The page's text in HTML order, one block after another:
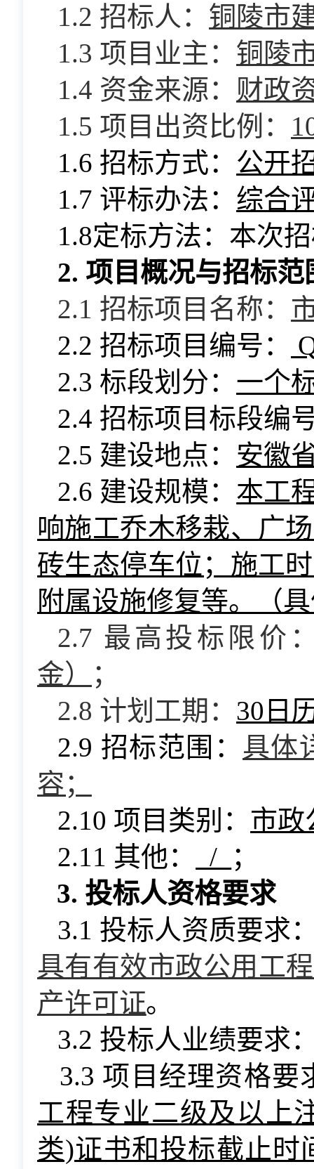
1.2 招标人： 铜陵市
1.3 项目业主： 铜陵
1.4 资金来源： 财政
1.5 项目出资比例：
1.6 招标方式： 公开
1.7 评标办法： 综合
1.8定标方法：本次
2. 项目概况与招标范
2.1 招标项目名称：
2.2 招标项目编号：
2.3 标段划分： 一个
2.4 招标项目标段编
2.5 建设地点： 安徽
2.6 建设规模： 本工
响施工乔木移栽、广
砖生态停车位；施工
附属设施修复等。（
2.7 最高投标限价
金）
；
2.8 计划工期： 30日
2.9 招标范围： 具体
容；
2.10 项目类别： 市政
2.11 其他：
/
；
3. 投标人资格要求
3.1 投标人资质要求
具有有效市政公用工
产许可证。
3.2 投标人业绩要求
3.3 项目经理资格要
工程专业二级及以上
类)证书和投标截止时